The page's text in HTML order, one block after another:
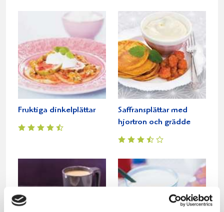
Fruktiga dinkelplättar
Saffransplättar med
hjortron och grädde